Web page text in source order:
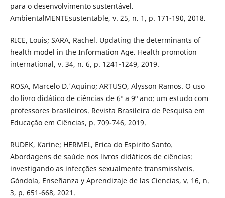
para o desenvolvimento sustentável.
AmbientalMENTEsustentable, v. 25, n. 1, p. 171-190, 2018.
RICE, Louis; SARA, Rachel. Updating the determinants of
health model in the Information Age. Health promotion
international, v. 34, n. 6, p. 1241-1249, 2019.
ROSA, Marcelo D.'Aquino; ARTUSO, Alysson Ramos. O uso
do livro didático de ciências de 6º a 9º ano: um estudo com
professores brasileiros. Revista Brasileira de Pesquisa em
Educação em Ciências, p. 709-746, 2019.
RUDEK, Karine; HERMEL, Erica do Espirito Santo.
Abordagens de saúde nos livros didáticos de ciências:
investigando as infecções sexualmente transmissíveis.
Góndola, Enseñanza y Aprendizaje de las Ciencias, v. 16, n.
3, p. 651-668, 2021.